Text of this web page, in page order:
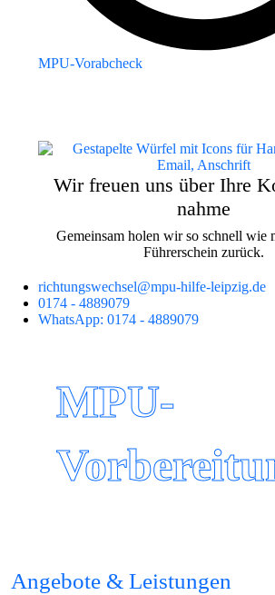
MPU-Vorabcheck
Wir freuen uns über Ihre
nahme
Gemeinsam holen wir so schnell wie
Führerschein zurück.
richtungswechsel@mpu-hilfe-leipzig.de
0174 - 4889079
WhatsApp: 0174 - 4889079
MPU-
Angebote & Leistungen